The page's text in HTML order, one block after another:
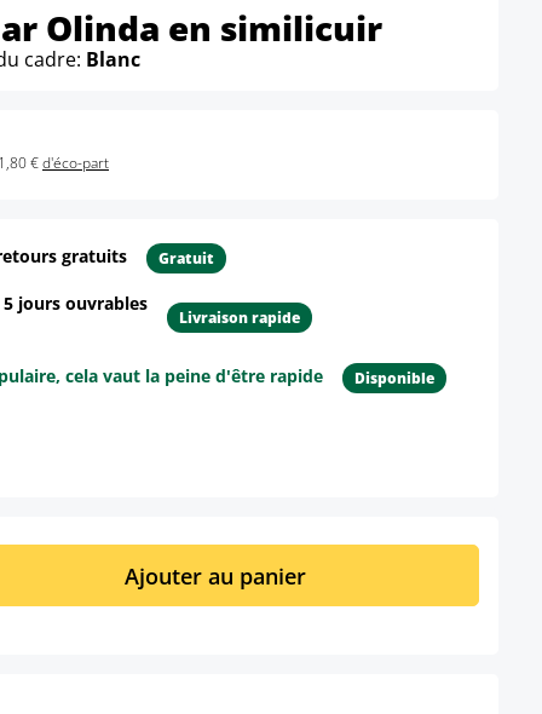
Olinda en similicuir
cadre: Blanc
€d'éco-part
gratuits Gratuit
jours ouvrables
Livraison rapide
cela vaut la peine d'être rapide Disponible
: Entrez la quantité souhaitée ou
Ajouter au panier